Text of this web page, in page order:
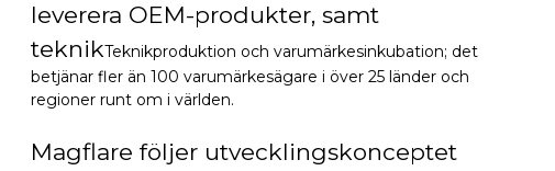
leverera OEM-produkter, samt
teknikTeknikproduktion och varumärkesinkubation; det
betjänar fler än 100 varumärkesägare i över 25 länder och
regioner runt om i världen.
Magflare följer utvecklingskonceptet